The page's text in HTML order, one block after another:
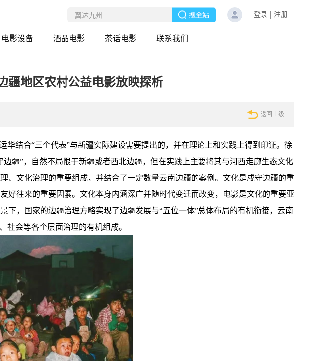
登录 注册
电影设备 酒品电影 茶话电影 联系我们
疆地区农村公益电影放映探析
返回上级
结合“三个代表”与新疆实际建设需要提出的，并在理论上和实践上得到印证。徐
疆”，自然不局限于新疆或者西北边疆，但在实践上主要将其与河西走廊生态文化
、文化治理的重要组成，并结合了一定数量云南边疆的案例。文化是戍守边疆的重
往来的重要因素。文化本身内涵深广并随时代变迁而改变，电影是文化的重要亚
，国家的边疆治理方略实现了边疆发展与“五位一体”总体布局的有机衔接，云南
社会等各个层面治理的有机组成。